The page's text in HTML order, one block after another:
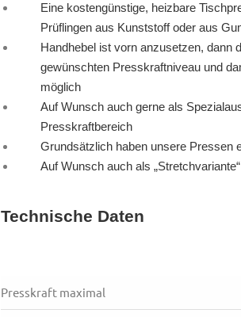
Eine kostengünstige, heizbare
Prüflingen aus Kunststoff oder aus
Handhebel ist vorn anzusetzen, dann
gewünschten Presskraftniveau und
möglich
Auf Wunsch auch gerne als
Presskraftbereich
Grundsätzlich haben unsere Pressen
Auf Wunsch auch als
Technische Daten
Presskraft maximal